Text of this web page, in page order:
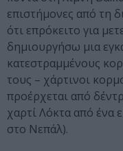
επιστήμονες από τη
ότι επρόκειτο για
δημιουργήσω μια
κατεστραμμένους
τους – χάρτινοι
προέρχεται από
χαρτί Λόκτα από ένα
στο Νεπάλ).